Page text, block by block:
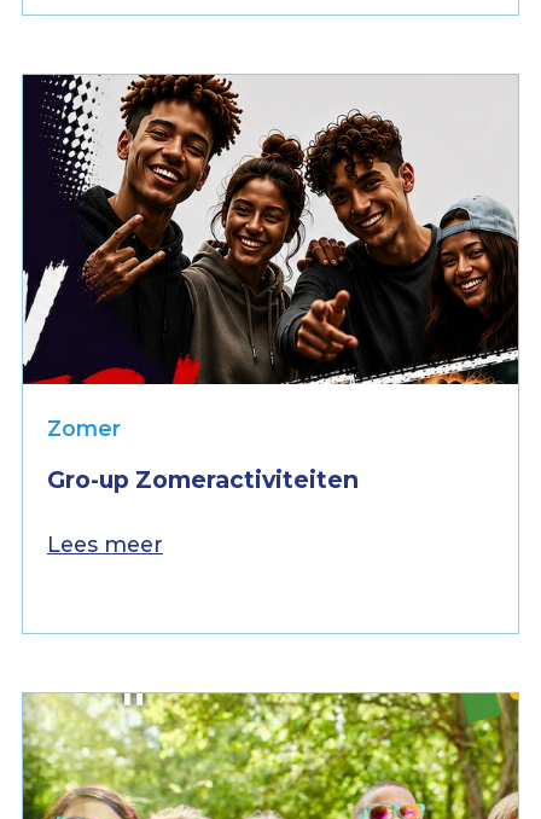
Zomer
Gro-up Zomeractiviteiten
Lees meer